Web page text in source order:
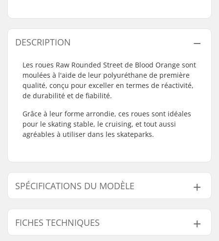
DESCRIPTION
Les roues Raw Rounded Street de Blood Orange sont
moulées à l'aide de leur polyuréthane de première
qualité, conçu pour exceller en termes de réactivité,
de durabilité et de fiabilité.
Grâce à leur forme arrondie, ces roues sont idéales
pour le skating stable, le cruising, et tout aussi
agréables à utiliser dans les skateparks.
SPÉCIFICATIONS DU MODÈLE
52mm
FICHES TECHNIQUES